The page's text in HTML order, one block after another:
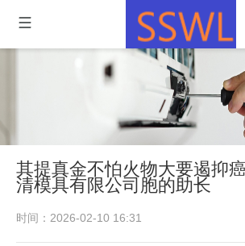
其提真金不怕火物大要遏抑
清模具有限公司胞的助长
时间：2026-02-10 16:31